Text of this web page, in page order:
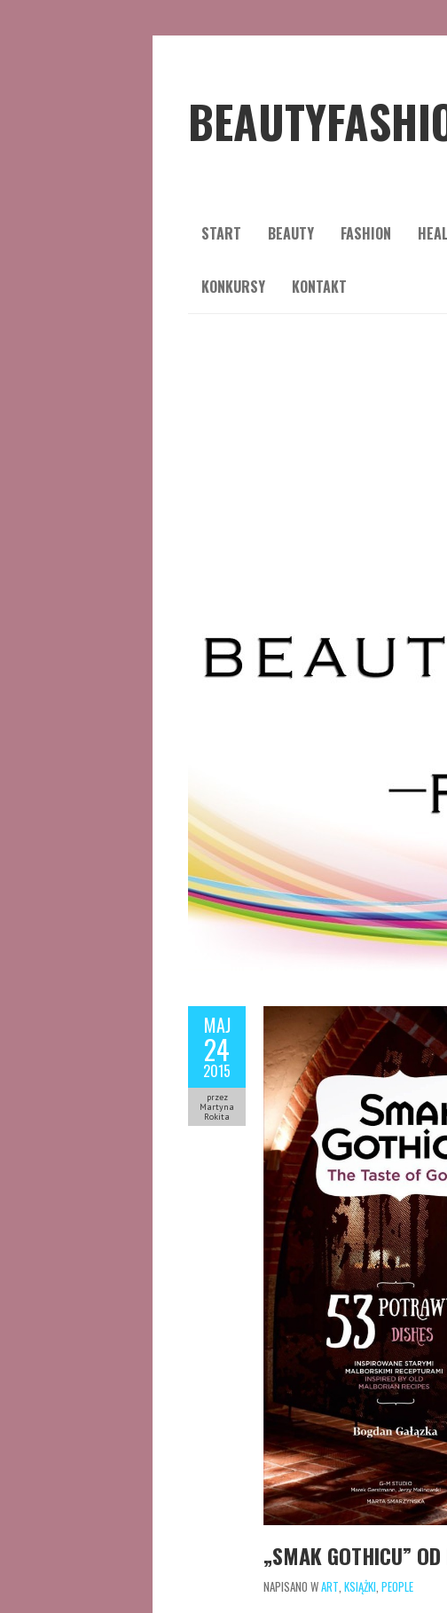
START BEAUTY FASHION
KONKURSY KONTAKT
MAJ
24
2015
przez
Martyna
Rokita
„SMAK GOTHICU”
NAPISANO WART, KSIĄŻKI, PEOPLE